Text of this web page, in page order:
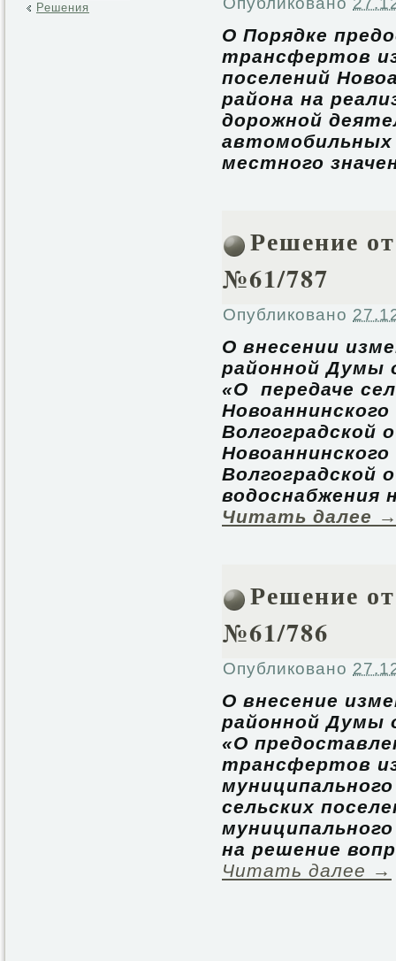
Решения
О Порядке
трансфертов
поселений
района на
дорожной
автомобильных
местного
Решение
№61/787
Опубликовано
О внесении
районной Думы
«О передаче
Волгоградской
Волгоградской
водоснабжения
Читать далее
Решение
№61/786
Опубликовано
О внесение
районной Думы
«О
трансфертов
сельских
на решение
Читать далее →